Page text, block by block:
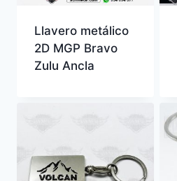
Llavero metálico
2D MGP Bravo
Zulu Ancla